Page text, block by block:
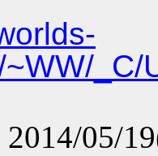
_C/
05/